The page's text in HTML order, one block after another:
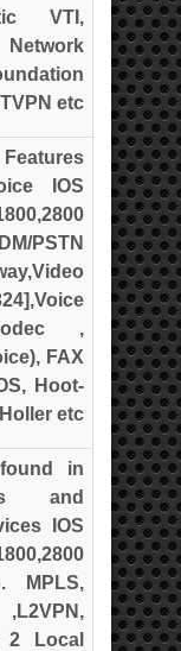
VTI,
etc.
IOS
PSTN
,
FAX
Hoot-
etc.
in
and
IOS
MPLS,
2 Local